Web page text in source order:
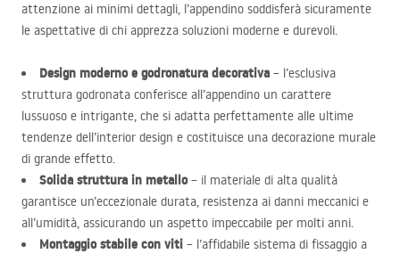
attenzione ai minimi dettagli, l’appendino soddisferà sicuramente
le aspettative di chi apprezza soluzioni moderne e durevoli.
Design moderno e godronatura decorativa – l’esclusiva
struttura godronata conferisce all’appendino un carattere
lussuoso e intrigante, che si adatta perfettamente alle ultime
tendenze dell’interior design e costituisce una decorazione murale
di grande effetto.
Solida struttura in metallo– il materiale di alta qualità
garantisce un’eccezionale durata, resistenza ai danni meccanici e
all’umidità, assicurando un aspetto impeccabile per molti anni.
Montaggio stabile con viti – l’affidabile sistema di fissaggio a